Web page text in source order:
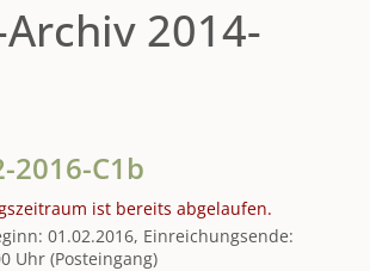
2014-
2016-C1b
ist bereits abgelaufen.
01.02.2016, Einreichungsende:
Uhr (Posteingang)